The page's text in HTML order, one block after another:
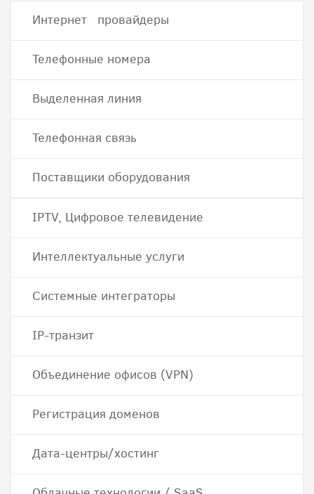
Интернет провайдеры
Телефонные номера
Выделенная линия
Телефонная связь
Поставщики оборудования
IPTV, Цифровое телевидение
Интеллектуальные услуги
Системные интеграторы
IP-транзит
Объединение офисов (VPN)
Регистрация доменов
Дата-центры/хостинг